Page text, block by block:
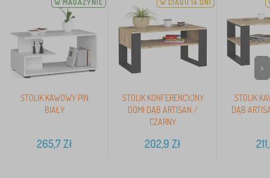
W MAGAZYNIE
STOLIK KAWOWY PIN
BIAŁY
265,7Zł
W CIĄGU 14 DNI
STOLIK KONFERENCYJNY
DOMI DĄB ARTISAN /
CZARNY
202,9 Zł
STOLIK
DĄB
>